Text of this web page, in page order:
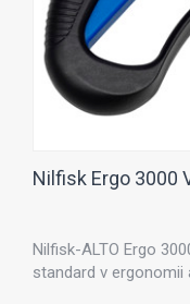
Nilfisk Ergo 3000
Nilfisk-ALTO Ergo
standard v ergonomii